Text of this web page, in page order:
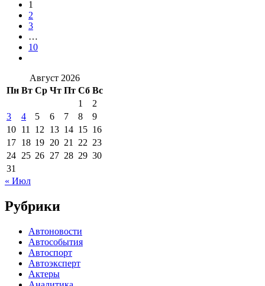
1
2
3
…
10
Август 2026
Пн Вт Ср Чт Пт Сб Вс
1
2
3
4 5 6 7 8
9
10 11 12 13 14 15 16
17 18 19 20 21 22 23
24 25 26 27 28 29 30
31
« Июл
Рубрики
Автоновости
Автособытия
Автоспорт
Автоэксперт
Актеры